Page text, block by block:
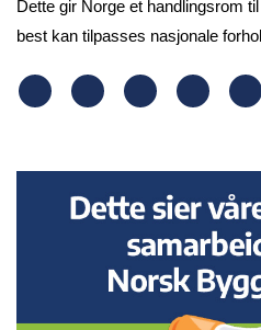
Dette gir Norge et handlingsrom
best kan tilpasses nasjonale